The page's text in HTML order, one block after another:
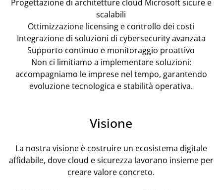
Progettazione di architetture cloud Microsoft sicure e
scalabili
Ottimizzazione licensing e controllo dei costi
Integrazione di soluzioni di cybersecurity avanzata
Supporto continuo e monitoraggio proattivo
Non ci limitiamo a implementare soluzioni:
accompagniamo le imprese nel tempo, garantendo
evoluzione tecnologica e stabilità operativa.
Visione
La nostra visione è costruire un ecosistema digitale
affidabile, dove cloud e sicurezza lavorano insieme per
creare valore concreto.